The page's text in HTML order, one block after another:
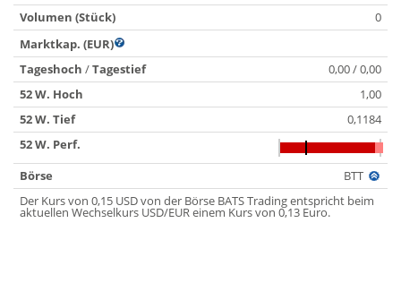
Volumen (Stück)
0
Marktkap. (EUR)
Tageshoch /Tagestief
0,00 / 0,00
52 W. Hoch
1,00
52 W. Tief
0,1184
52 W. Perf.
Börse
BTT
Der Kurs von 0,15 USD von der Börse BATS Trading entspricht beim
aktuellen Wechselkurs USD/EUR einem Kurs von 0,13 Euro.